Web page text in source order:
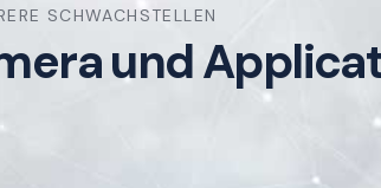
SCHWACHSTELLEN
und